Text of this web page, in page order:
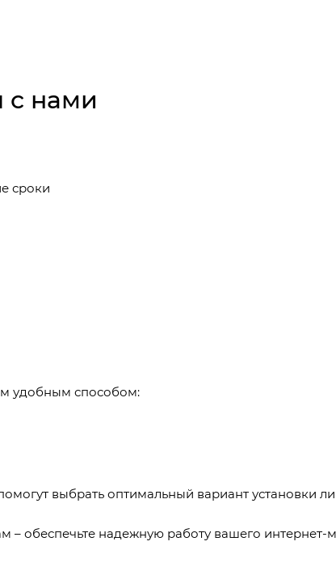
с нами
сроки
удобным способом:
выбрать оптимальный вариант установки
– обеспечьте надежную работу вашего интернет-